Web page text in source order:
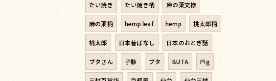
たい焼き たい焼き柄 麻の葉文様
麻の葉柄 hemp leaf hemp 桃太郎柄
桃太郎 日本昔ばなし 日本のおとぎ話
ブタさん 子豚 ブタ BUTA Pig